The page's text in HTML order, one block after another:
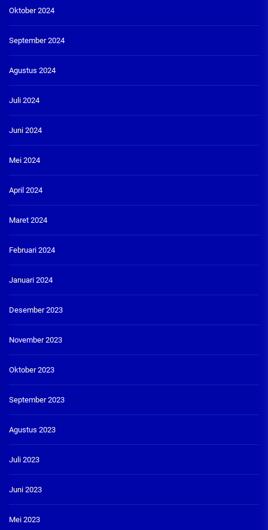
Oktober 2024
September 2024
Agustus 2024
Juli 2024
Juni 2024
Mei 2024
April 2024
Maret 2024
Februari 2024
Januari 2024
Desember 2023
November 2023
Oktober 2023
September 2023
Agustus 2023
Juli 2023
Juni 2023
Mei 2023